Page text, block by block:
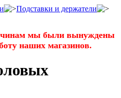
Подставки и держатели
мы были вынуждены
наших магазинов.